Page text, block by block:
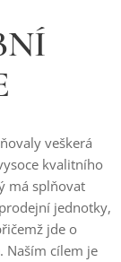
veškerá
kvalitního
má splňovat
jednotky,
jde o
Naším cílem je